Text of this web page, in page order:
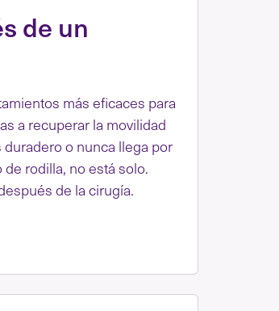
de un
más eficaces para
a recuperar la movilidad
duradero o nunca llega por
rodilla, no está solo.
de la cirugía.